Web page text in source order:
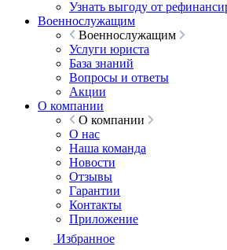
Узнать выгоду от
Военнослужащим
Военнослужащим
Услуги юриста
База знаний
Вопросы и ответы
Акции
О компании
О компании
О нас
Наша команда
Новости
Отзывы
Гарантии
Контакты
Приложение
Избранное